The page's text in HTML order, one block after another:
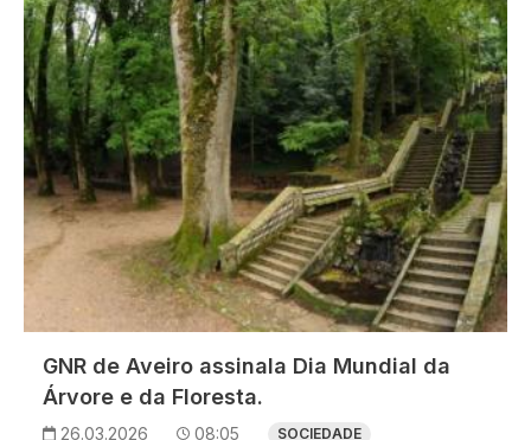
GNR de Aveiro assinala Dia Mundial da
Árvore e da Floresta.
26.03.2026 08:05 SOCIEDADE